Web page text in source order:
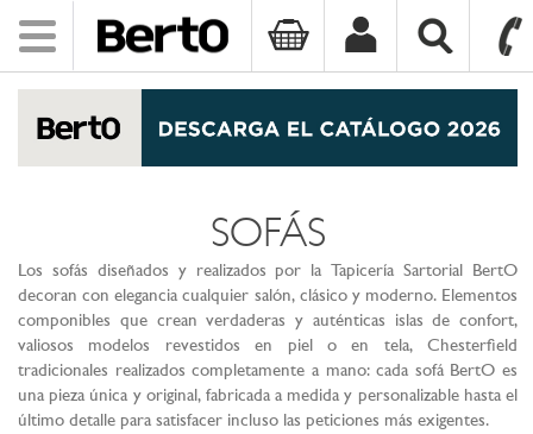
Toggle
navigation
SOFÁS
Los sofás diseñados y realizados por la Tapicería Sartorial BertO
decoran con elegancia cualquier salón, clásico y moderno. Elementos
componibles que crean verdaderas y auténticas islas de confort,
valiosos modelos revestidos en piel o en tela, Chesterfield
tradicionales realizados completamente a mano: cada sofá BertO es
una pieza única y original, fabricada a medida y personalizable hasta el
último detalle para satisfacer incluso las peticiones más exigentes.